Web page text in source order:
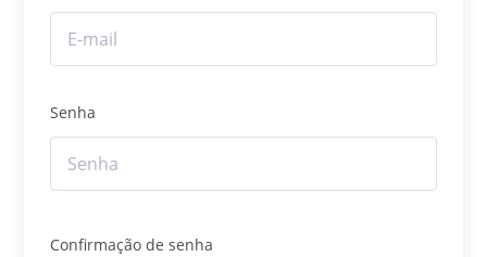
Senha
Confirmação de senha